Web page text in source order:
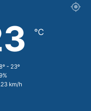
℃
- 23º
km/h